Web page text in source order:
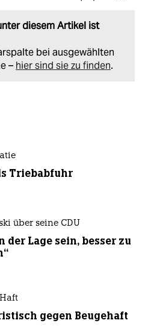
diesem Artikel ist
bei ausgewählten
– hier sind sie zu finden.
Triebabfuhr
über seine CDU
der Lage sein, besser zu
gegen Beugehaft